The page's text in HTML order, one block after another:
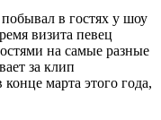
в гостях у шоу
визита певец
на самые разные
за клип
марта этого года,